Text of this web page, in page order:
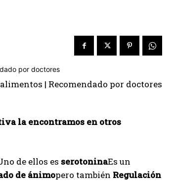
la encontramos en otros
de ellos es serotoninaEs un
de ánimopero también Regulación